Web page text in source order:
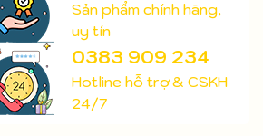
Sản phẩm chính hãng,
uy tín
0383 909 234
Hotline hỗ trợ & CSKH
24/7